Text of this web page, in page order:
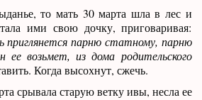
то мать 30 марта шла в лес и
ими свою дочку, приговаривая:
приглянется парню статному, парню
возьмет, из дома родительского
Когда высохнут, сжечь.
срывала старую ветку ивы, несла ее